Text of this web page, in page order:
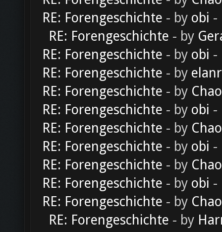
RE: Forengeschichte - by obi -
RE: Forengeschichte - by
RE: Forengeschichte - by obi -
RE: Forengeschichte - by
RE: Forengeschichte - by
RE: Forengeschichte - by obi -
RE: Forengeschichte - by
RE: Forengeschichte - by obi -
RE: Forengeschichte - by
RE: Forengeschichte - by obi -
RE: Forengeschichte - by
RE: Forengeschichte - by